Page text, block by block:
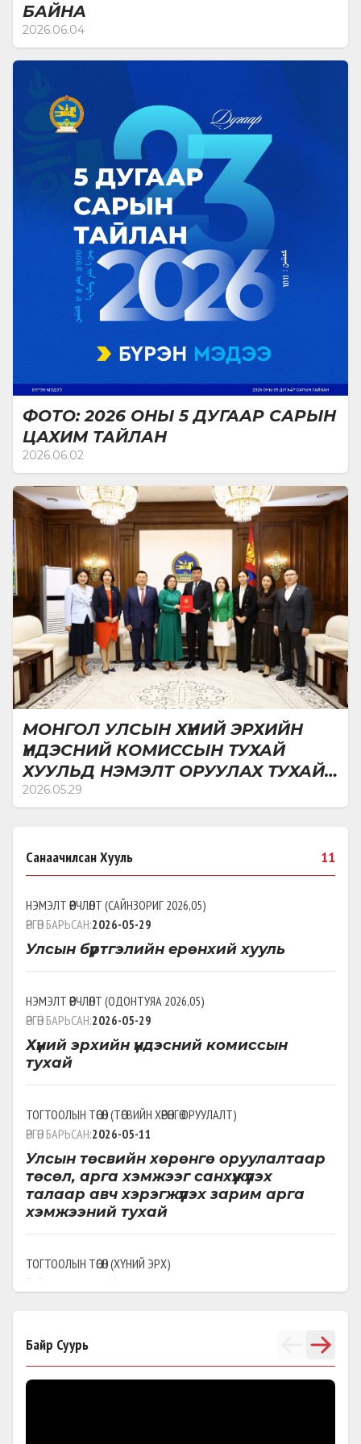
хоногийн лхагва гаргийн өглөөний 10 цагаас энэ
уулзалтыг тогтмолжуулж хийсэн. Энэхүү механизм
оролцоог хангах бодлогын шийдвэрийг бодит
мэдээлэл нотолгоонд тулгуурлах парламентын
хяналтын үр нөлөөг нэмэгдүүлэх ил тод
хариуцлагатай байдлыг бэхжүүлэх зэрэг ач
холбогдолтой бөгөөд парламентын хяналтын үйл
ажиллагаанд чанарын шинэ ахиц авчирсан гэж
үзэж байгаа. Мөн дэд хороо нийгэмд тулгамдсан
хүний эрхийн асуудлуудаар идэвхтэй хяналт
хэлэлцүүлэг өрнүүлсэн. Тухайлбал, агаарын бохирдол
ба эрүүл орчинд амьдрах эрхийн асуудлаар, гэр
бүлийн хүчирхийлэл, хамгааллын тогтолцооны
асуудлаар, орон байрны эрхийн хэрэгжилтийн
байдал асуудлаар мөн явган зорчигчийн
аюулгүй байдлын асуудлаар цагдаагийн
байгууллагын хүний эрхэд суурилсан үйл
ажиллагаа зэрэг асуудлаар төр, иргэний нийгэм,
мэргэжлийн байгууллагуудын оролцоотой
чиглэлийг гарган ажиллалаа. Мөн 2026 оны
төлөвлөгөөгөөр нийт 21 зорилгыг тодорхой
шалгуур үзүүлэлт, гарах үр дүн, нөлөөллийн хэмжүүртэй
зөвхөн гүйцэтгэлээр бус бодит үр дүн нөлөөллөөр
нь үнэлэх тогтолцоог бүрдүүлэн ажиллалаа. Өөрөөр
хэлбэл зорилт бүрийн хяналт шалгалтын тоо,
оролцогчийн хамрагдалт, батлагдсан дүгнэлт,
зөвлөмжийн хэрэгжилтийн хувь, илэрсэн
зөрчил бууралтын түвшин зэрэг тоон болон
чанарын үзүүлэлтээр хэмжихээр тусгасан
төлөвлөгөөний хэрэгжилтийг илүү бодит,
хариуцлагатай, үр дүнд чиглэсэн байдлаар
хэрэгжүүлэх нөхцөлийг бүрдүүлж байгаа. Дүгнэж
хэлбэл тайлант хугацаанд Хүний эрхийн дэд
хороо нь хүний эрхийн хамгаалал, парламентын
хяналтын үр нөлөөг нэмэгдүүлэх иргэний
нийгмийн оролцоог бодитойгоор хангах
чиглэлээр тодорхой ахиц үр дүнг гарган
ажилласан гэж үзэж байгаа. Цаашид дэд хороо нь
хүний эрхэд суурилсан хууль тогтоомж бодлогын
механизмын үр нөлөөг нэмэгдүүлэх шийдвэр
гаргалтын нотолгоонд суурилсан, ил тод,
шаардлагатай.
БАЙНА
2026.06.04
ФОТО: 2026 ОНЫ 5 ДУГААР САРЫН
ЦАХИМ ТАЙЛАН
2026.06.02
МОНГОЛ УЛСЫН ХҮНИЙ ЭРХИЙН
ҮНДЭСНИЙ КОМИССЫН ТУХАЙ
ХУУЛЬД НЭМЭЛТ ОРУУЛАХ ТУХАЙ
ХУУЛИЙН ТӨСӨЛ ӨРГӨН МЭДҮҮЛЭВ
2026.05.29
Санаачилсан Хууль 11
НЭМЭЛТ ӨӨРЧЛӨЛТ (САЙНЗОРИГ 2026,05)
ӨРГӨН БАРЬСАН:2026-05-29
Улсын бүртгэлийн ерөнхий хууль
НЭМЭЛТ ӨӨРЧЛӨЛТ (ОДОНТУЯА 2026,05)
ӨРГӨН БАРЬСАН:2026-05-29
Хүний эрхийн үндэсний комиссын
тухай
ТОГТООЛЫН ТӨСӨЛ(ТӨСВИЙН ХӨРӨНГӨ ОРУУЛАЛТ)
ӨРГӨН БАРЬСАН:2026-05-11
Улсын төсвийн хөрөнгө оруулалтаар
төсөл, арга хэмжээг санхүүжүүлэх
талаар авч хэрэгжүүлэх зарим арга
хэмжээний тухай
ТОГТООЛЫН ТӨСӨЛ(ХҮНИЙ ЭРХ)
ӨРГӨН БАРЬСАН:
2026-04-29
системийн зөрчил, хүний эрхийн
арга хэмжээний тухай
Байр Суурь